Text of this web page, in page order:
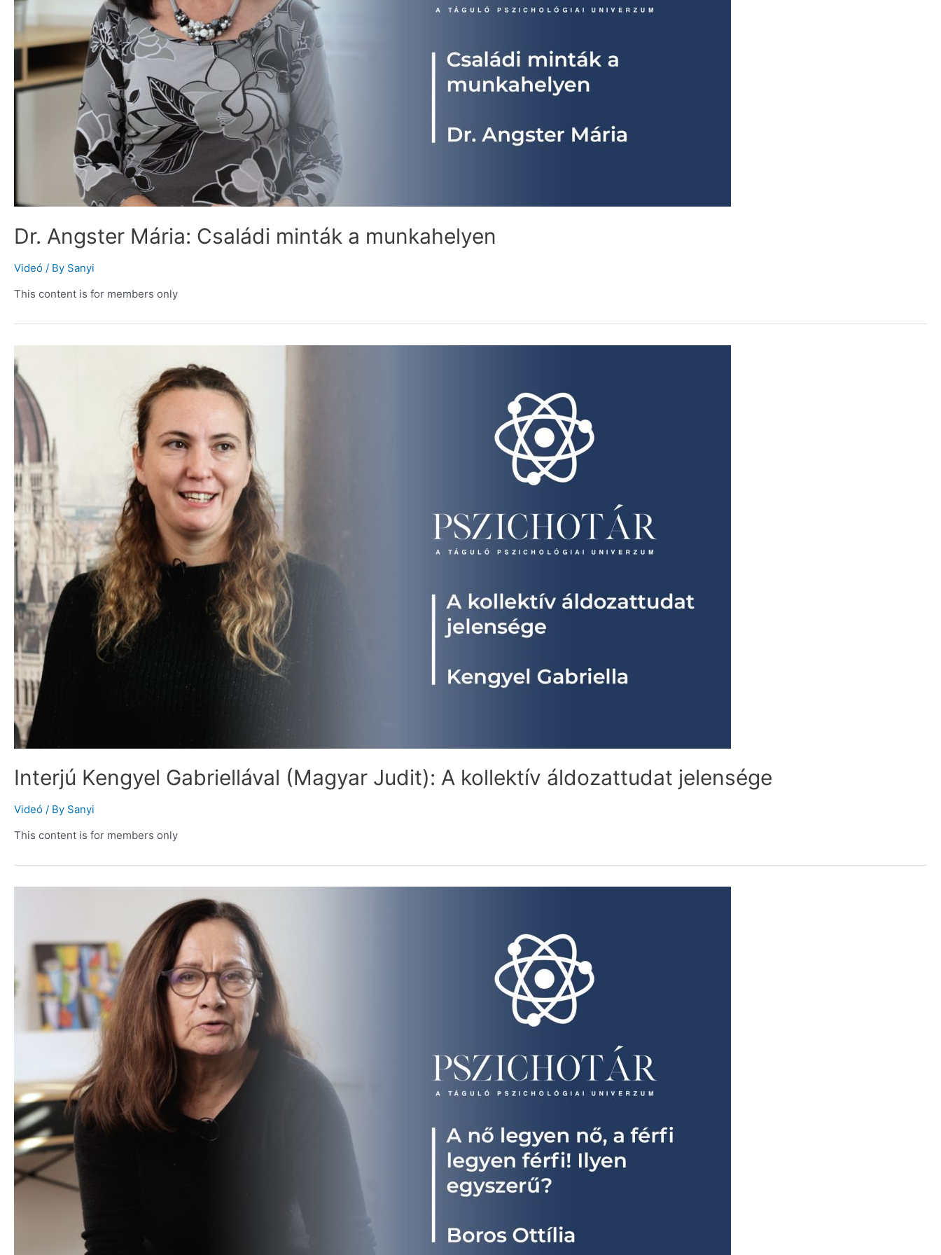
Dr. Angster Mária: Családi minták a munkahelyen
Videó / By Sanyi
This content is for members only
Interjú Kengyel Gabriellával (Magyar Judit): A kollektív áldozattudat jelensége
Videó / By Sanyi
This content is for members only